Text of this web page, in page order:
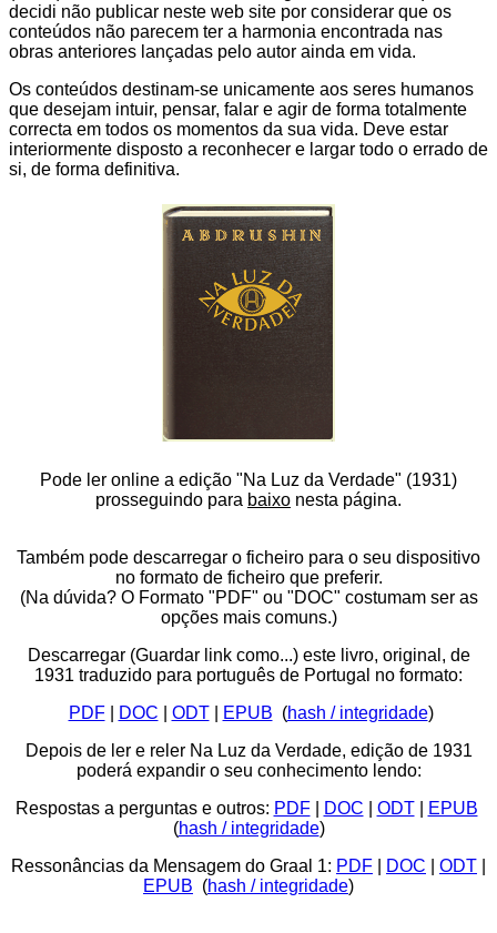
decidi não publicar neste web site por considerar que os
conteúdos não parecem ter a harmonia encontrada nas
obras anteriores lançadas pelo autor ainda em vida.
Os conteúdos destinam-se unicamente aos seres humanos
que desejam intuir, pensar, falar e agir de forma totalmente
correcta em todos os momentos da sua vida. Deve estar
interiormente disposto a reconhecer e largar todo o errado de
si, de forma definitiva.
Pode ler online a edição "Na Luz da Verdade" (1931)
prosseguindo para baixo nesta página.
Também pode descarregar o ficheiro para o seu dispositivo
no formato de ficheiro que preferir.
(Na dúvida? O Formato "PDF" ou "DOC" costumam ser as
opções mais comuns.)
Descarregar (Guardar link como...) este livro, original, de
1931 traduzido para português de Portugal no formato:
PDF| DOC ODT| EPUB (hash / integridade)
Depois de ler e reler Na Luz da Verdade, edição de 1931
poderá expandir o seu conhecimento lendo:
Respostas a perguntas e outros: PDF| DOC ODT|
EPUB
(hash / integridade)
Ressonâncias da Mensagem do Graal 1: PDF DOC ODT
EPUB (hash / integridade)